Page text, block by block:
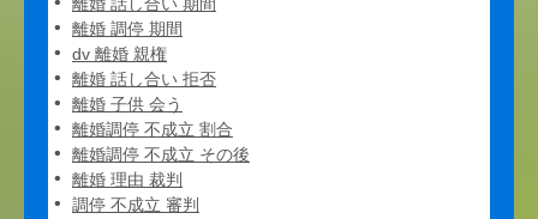
離婚 調停 期間
dv 離婚 親権
離婚 話し合い 拒否
離婚 子供 会う
離婚調停 不成立 割合
離婚調停 不成立 その後
離婚 理由 裁判
調停 不成立 審判